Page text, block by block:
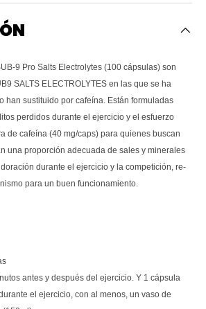
9 Pro Salts Electrolytes (100 cápsulas) son
SALTS ELECTROLYTES en las que se ha
han sustituido por cafeína. Están formuladas
perdidos durante el ejercicio y el esfuerzo
de cafeína (40 mg/caps) para quienes buscan
una proporción adecuada de sales y minerales
durante el ejercicio y la competición, re-
para un buen funcionamiento.
antes y después del ejercicio. Y 1 cápsula
el ejercicio, con al menos, un vaso de